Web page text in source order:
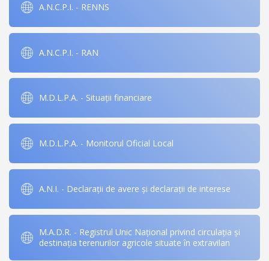
A.N.C.P.I. - RENNS
A.N.C.P.I. - RAN
M.D.L.P.A. - Situații financiare
M.D.L.P.A. - Monitorul Oficial Local
A.N.I. - Declarații de avere și declarații de interese
M.A.D.R. - Registrul Unic Național privind circulația și
destinația terenurilor agricole situate în extravilan